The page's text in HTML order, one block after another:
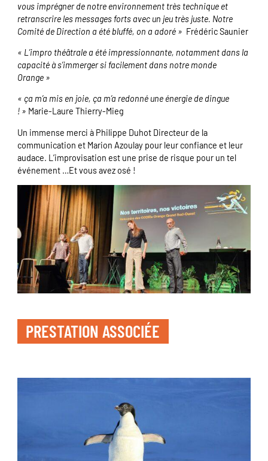
vous imprégner de notre environnement très technique et
retranscrire les messages forts avec un jeu très juste. Notre
Comité de Direction a été bluffé, on a adoré » Frédéric Saunier
« L’impro théâtrale a été impressionnante, notamment dans la
capacité à s’immerger si facilement dans notre monde
Orange »
« ça m’a mis en joie, ça m’a redonné une énergie de dingue
! » Marie-Laure Thierry-Mieg
Un immense merci à Philippe Duhot Directeur de la
communication et Marion Azoulay pour leur confiance et leur
audace. L’improvisation est une prise de risque pour un tel
événement …Et vous avez osé !
PRESTATION ASSOCIÉE